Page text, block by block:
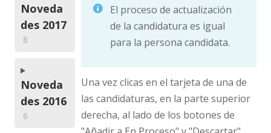
El proceso de actualización
de la candidatura es igual
para la persona candidata.
Una vez clicas en el tarjeta de una de
las candidaturas, en la parte superior
derecha, al lado de los botones de
Noveda
des 2017
8
Noveda
des 2016
6